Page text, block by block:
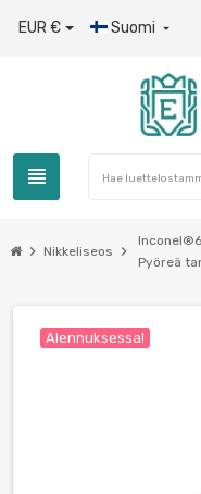
EUR € Suomi 
view_headline
chevron_right Nikkeliseos chevron_right
Pyöreä
Alennuksessa!